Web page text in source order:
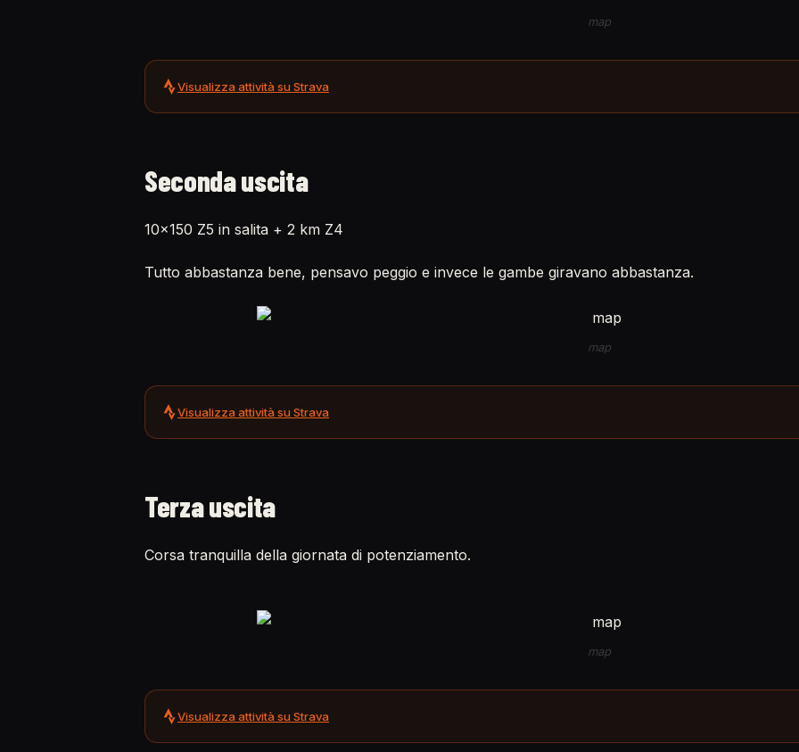
map
Visualizza attività su Strava
Seconda uscita
10x150 Z5 in salita + 2 km Z4
Tutto abbastanza bene, pensavo peggio e invece le gambe giravano abbastanza.
map
Visualizza attività su Strava
Terza uscita
Corsa tranquilla della giornata di potenziamento.
map
Visualizza attività su Strava